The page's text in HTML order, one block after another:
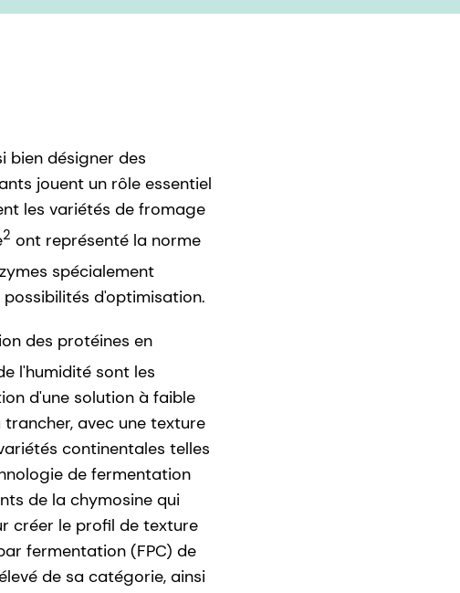
bien désigner des
jouent un rôle essentiel
les variétés de fromage
2 ont représenté la norme
spécialement
d'optimisation.
des protéines en
l'humidité sont les
d'une solution à faible
avec une texture
continentales telles
de fermentation
de la chymosine qui
créer le profil de texture
fermentation (FPC) de
de sa catégorie, ainsi